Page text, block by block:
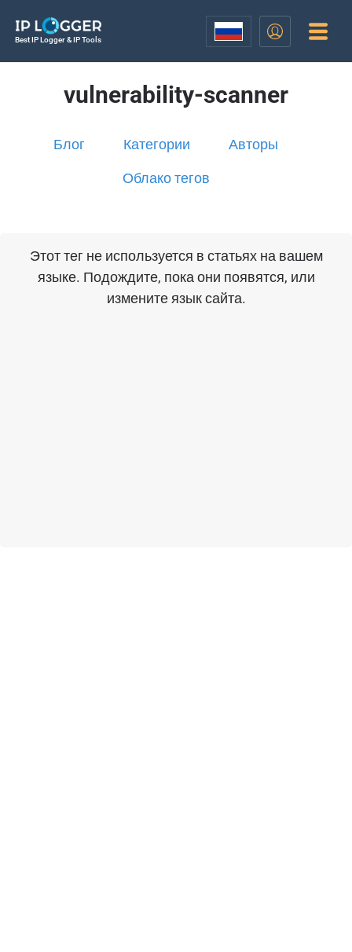
Best IP Logger & IP Tools
vulnerability-scanner
Блог Категории Авторы
Облако тегов